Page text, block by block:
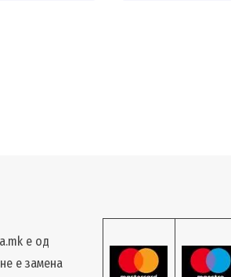
е од
е замена